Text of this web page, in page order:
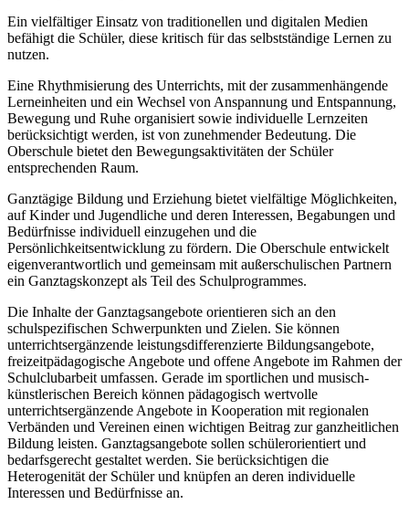
Ein vielfältiger Einsatz von traditionellen und digitalen Medien
befähigt die Schüler, diese kritisch für das selbstständige Lernen zu
nutzen.
Eine Rhythmisierung des Unterrichts, mit der zusammenhängende
Lerneinheiten und ein Wechsel von Anspannung und Entspannung,
Bewegung und Ruhe organisiert sowie individuelle Lernzeiten
berücksichtigt werden, ist von zunehmender Bedeutung. Die
Oberschule bietet den Bewegungsaktivitäten der Schüler
entsprechenden Raum.
Ganztägige Bildung und Erziehung bietet vielfältige Möglichkeiten,
auf Kinder und Jugendliche und deren Interessen, Begabungen und
Bedürfnisse individuell einzugehen und die
Persönlichkeitsentwicklung zu fördern. Die Oberschule entwickelt
eigenverantwortlich und gemeinsam mit außerschulischen Partnern
ein Ganztagskonzept als Teil des Schulprogrammes.
Die Inhalte der Ganztagsangebote orientieren sich an den
schulspezifischen Schwerpunkten und Zielen. Sie können
unterrichtsergänzende leistungsdifferenzierte Bildungsangebote,
freizeitpädagogische Angebote und offene Angebote im Rahmen der
Schulclubarbeit umfassen. Gerade im sportlichen und musisch-
künstlerischen Bereich können pädagogisch wertvolle
unterrichtsergänzende Angebote in Kooperation mit regionalen
Verbänden und Vereinen einen wichtigen Beitrag zur ganzheitlichen
Bildung leisten. Ganztagsangebote sollen schülerorientiert und
bedarfsgerecht gestaltet werden. Sie berücksichtigen die
Heterogenität der Schüler und knüpfen an deren individuelle
Interessen und Bedürfnisse an.